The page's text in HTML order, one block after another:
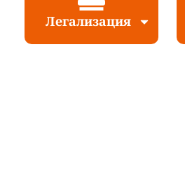
Легализация